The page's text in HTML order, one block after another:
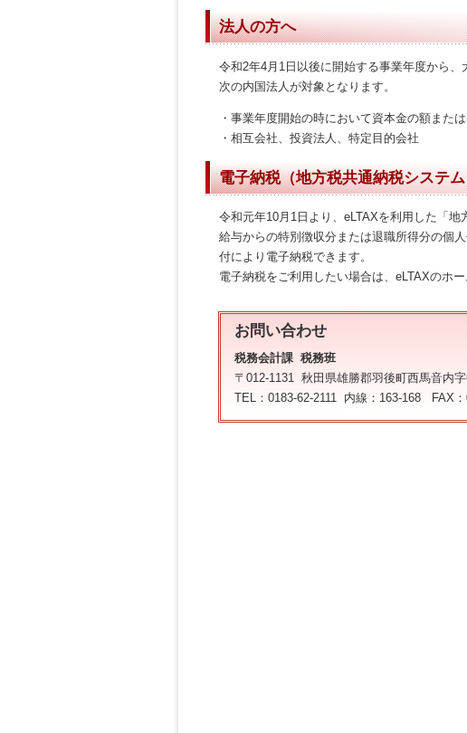
法人の方へ
令和2年4月1日以後に開始する事業年度から、
次の内国法人が対象となります。
・事業年度開始の時において資本金の額また
・相互会社、投資法人、特定目的会社
電子納税（地方税共通納税システ
令和元年10月1日より、eLTAXを利用した「地
給与からの特別徴収分または退職所得分の個
付により電子納税できます。
電子納税をご利用したい場合は、eLTAXのホ
お問い合わせ
税務会計課 税務班
〒012-1131 秋田県雄勝郡羽後町西馬音内
TEL：0183-62-2111 内線：163-168 FAX：